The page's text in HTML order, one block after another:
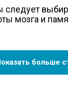
следует
мозга и
больше